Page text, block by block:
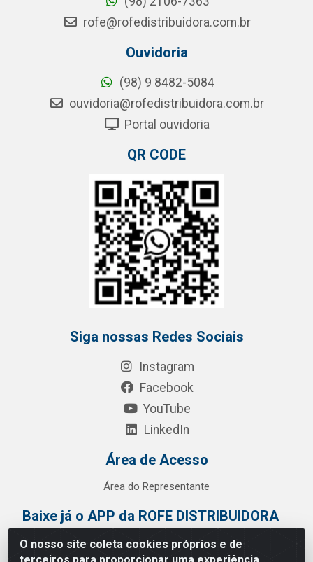
O nosso site coleta cookies próprios e de
rofe@rofedistribuidora.com.br
Ouvidoria
(98) 9 8482-5084
ouvidoria@rofedistribuidora.com.br
Portal ouvidoria
QR CODE
Siga nossas Redes Sociais
Instagram
Facebook
YouTube
LinkedIn
Área de Acesso
Área do Representante
Baixe já o APP da ROFE DISTRIBUIDORA